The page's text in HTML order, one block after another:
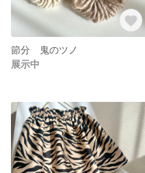
節分 鬼のツノ
展示中